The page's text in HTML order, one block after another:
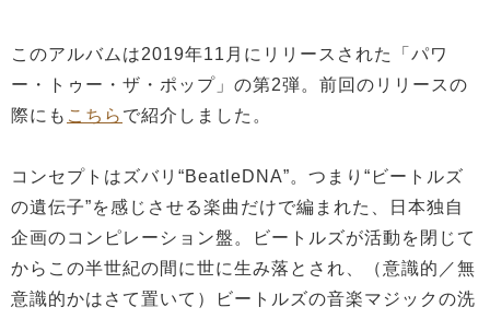
このアルバムは2019年11月にリリースされた「パワ
ー・トゥー・ザ・ポップ」の第2弾。前回のリリースの
際にも こちら で紹介しました。
コンセプトはズバリ“BeatleDNA”。つまり“ビートルズ
の遺伝子”を感じさせる楽曲だけで編まれた、日本独自
企画のコンピレーション盤。ビートルズが活動を閉じて
からこの半世紀の間に世に生み落とされ、（意識的／無
意識的かはさて置いて）ビートルズの音楽マジックの洗